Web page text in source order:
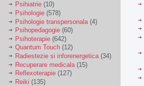
Psihiatrie (10)
Psihologie (578)
Psihologie transpersonala (4)
Psihopedagogie (60)
Psihoterapie (642)
Quantum Touch (12)
Radiestezie si inforenergetica (34)
Recuperare medicala (15)
Reflexoterapie (127)
Reiki (135)